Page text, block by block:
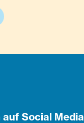
Social Media